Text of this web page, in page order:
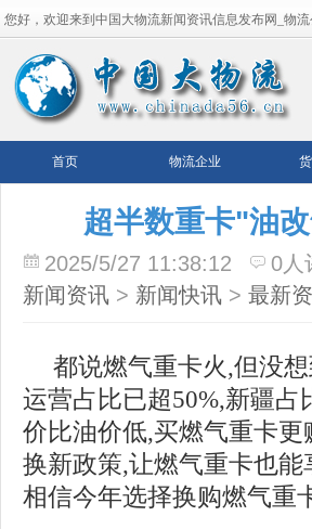
您好，欢迎来到中国大物流新闻资讯信息发布网_物
流平台！
首页 物流企业
超半数重卡"油
2025/5/27 11:38:12 0人
新闻资讯 > 新闻快讯 > 最新
都说燃气重卡火,但没
运营占比已超50%,新疆
价比油价低,买燃气重卡
换新政策,让燃气重卡也
相信今年选择换购燃气重